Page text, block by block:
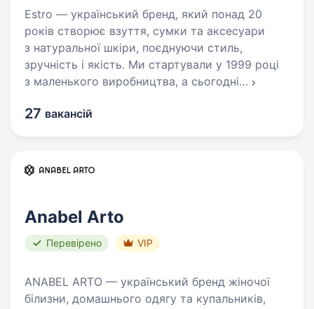
Estro — український бренд, який понад 20
років створює взуття, сумки та аксесуари
з натуральної шкіри, поєднуючи стиль,
зручність і якість. Ми стартували у 1999 році
з маленького виробництва, а сьогодні…
27 вакансій
Anabel Arto
Перевірено VIP
ANABEL ARTO — український бренд жіночої
білизни, домашнього одягу та купальників,